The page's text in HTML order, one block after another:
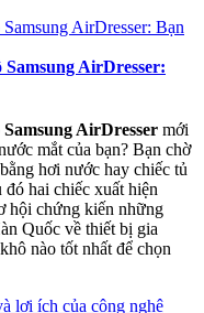
AirDresser:
AirDresser mới
mắt của bạn? Bạn chờ
hơi nước hay chiếc tủ
hai chiếc xuất hiện
hội chứng kiến ​​những
Quốc về thiết bị gia
nào tốt nhất để chọn